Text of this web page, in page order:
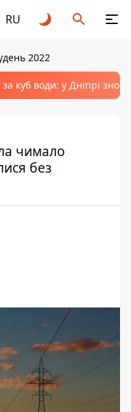
RU
2022
куб води: у Дніпрі
чимало
без